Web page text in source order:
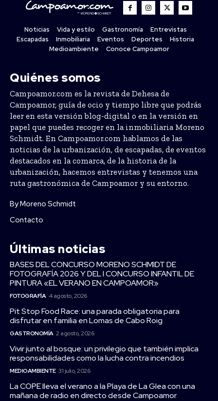
Noticias Vida y estilo Gastronomía
Entrevistas
Escapadas
Inmobiliaria Eventos Deportes
Historia
Medioambiente
Conoce Campoamor
Quiénes somos
Campoamor.com es la revista de Dehesa de
Campoamor, guía de ocio y tiempo libre que podrás
leer en esta versión blog-digital o en la versión en
papel que puedes recoger en la inmobiliaria Moreno
Schmidt. En Campoamor.com hablamos de las
noticias de la urbanización, de escapadas, de eventos
destacados en la comarca, de la historia de la
urbanización, hacemos entrevistas y tenemos una
ruta gastronómica de Campoamor y su entorno.
By Moreno Schmidt
Contacto
Últimas noticias
BASES DEL CONCURSO MORENO SCHMIDT DE
FOTOGRAFÍA 2026 Y DEL I CONCURSO INFANTIL DE
PINTURA «EL VERANO EN CAMPOAMOR»
FOTOGRAFÍA 4 agosto, 2026
Pit Stop Food Race: una parada obligatoria para
disfrutar en familia en Lomas de Cabo Roig
GASTRONOMÍA 2 agosto, 2026
Vivir junto al bosque: un privilegio que también implica
responsabilidades como la lucha contra incendios
MEDIOAMBIENTE 31 julio, 2026
La COPE lleva el verano a la Playa de La Glea con una
mañana de radio en directo desde Campoamor